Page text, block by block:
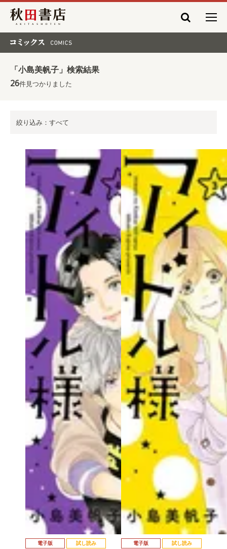
秋田書店
「小島美帆子」検索結果
26件見つかりました
絞り込み：すべて
電子版 試し読み 電子版 試し読み